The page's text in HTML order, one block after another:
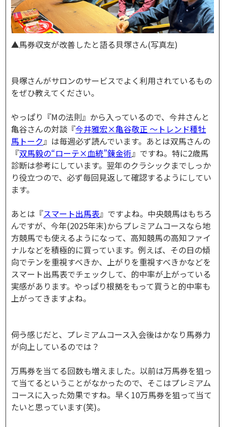
▲馬券収支が改善したと語る貝塚さん(写真左)
――貝塚さんがサロンのサービスでよく利用されているもの
をぜひ教えてください。
やっぱり『Mの法則』から入っているので、今井さんと
亀谷さんの対談『今井雅宏×亀谷敬正 ～トレンド種牡
馬トーク 』は毎週必ず読んでいます。あとは双馬さんの
『双馬毅の“ローテ×血統”錬金術』ですね。特に2歳馬
診断は参考にしています。翌年のクラシックまでしっか
り役立つので、必ず毎回見返して確認するようにしてい
ます。
あとは『スマート出馬表』ですよね。中央競馬はもちろ
んですが、今年(2025年末)からプレミアムコースなら地
方競馬でも使えるようになって、高知競馬の高知ファイ
ナルなどを積極的に買っています。例えば、その日の傾
向でテンを重視すべきか、上がりを重視すべきかなどを
スマート出馬表でチェックして、的中率が上がっている
実感があります。やっぱり根拠をもって買うと的中率も
上がってきますよね。
――伺う感じだと、プレミアムコース入会後はかなり馬券力
が向上しているのでは？
万馬券を当てる回数も増えました。以前は万馬券を狙っ
て当てるということがなかったので、そこはプレミアム
コースに入った効果ですね。早く10万馬券を狙って当て
たいと思っています(笑)。